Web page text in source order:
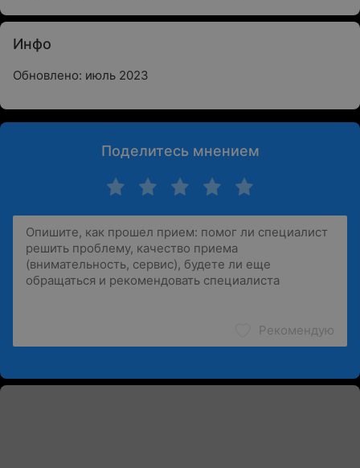
Инфо
Обновлено: июль 2023
Поделитесь мнением
Рекомендую